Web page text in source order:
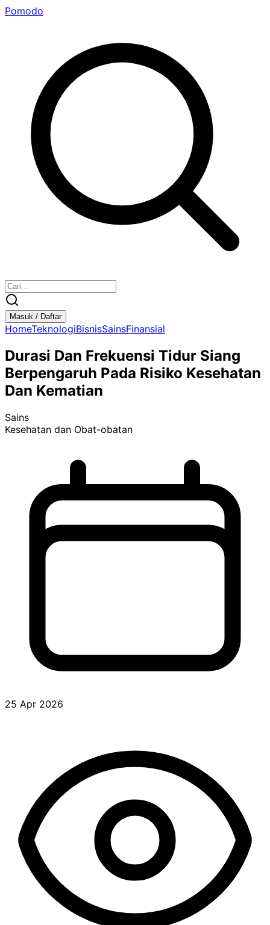
Pomodo
Masuk / Daftar
HomeTeknologiBisnisSainsFinansial
Durasi Dan Frekuensi Tidur Siang
Berpengaruh Pada Risiko Kesehatan
Dan Kematian
Sains
Kesehatan dan Obat-obatan
25 Apr 2026